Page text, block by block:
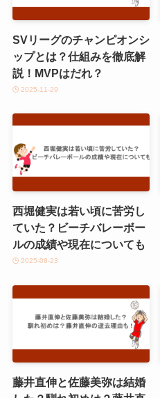
SVリーグのチャンピオンシ
ップとは？仕組みを徹底解
説！MVPはだれ？
2025-11-29
西堀健実は若い頃に苦労し
ていた？ビーチバレーボー
ルの成績や現在についても
2025-08-23
藤井直伸と佐藤美弥は結婚